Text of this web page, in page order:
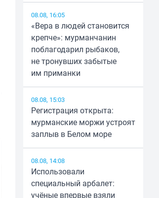
08.08, 16:05
«Вера в людей становится
крепче»: мурманчанин
поблагодарил рыбаков,
не тронувших забытые
им приманки
08.08, 15:03
Регистрация открыта:
мурманские моржи устроят
заплыв в Белом море
08.08, 14:08
Использовали
специальный арбалет:
учёные впервые взяли